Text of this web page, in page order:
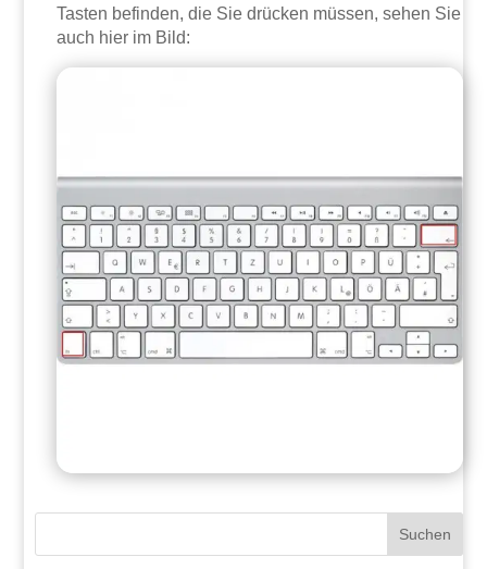
Tasten befinden, die Sie drücken müssen, sehen Sie
auch hier im Bild: